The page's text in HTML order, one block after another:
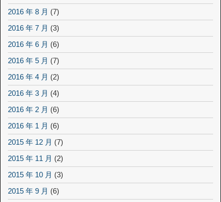
2016 年 8 月 (7)
2016 年 7 月 (3)
2016 年 6 月 (6)
2016 年 5 月 (7)
2016 年 4 月 (2)
2016 年 3 月 (4)
2016 年 2 月 (6)
2016 年 1 月 (6)
2015 年 12 月 (7)
2015 年 11 月 (2)
2015 年 10 月 (3)
2015 年 9 月 (6)